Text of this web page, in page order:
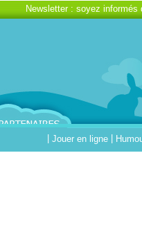
Newsletter : soyez
|Jouer en ligne